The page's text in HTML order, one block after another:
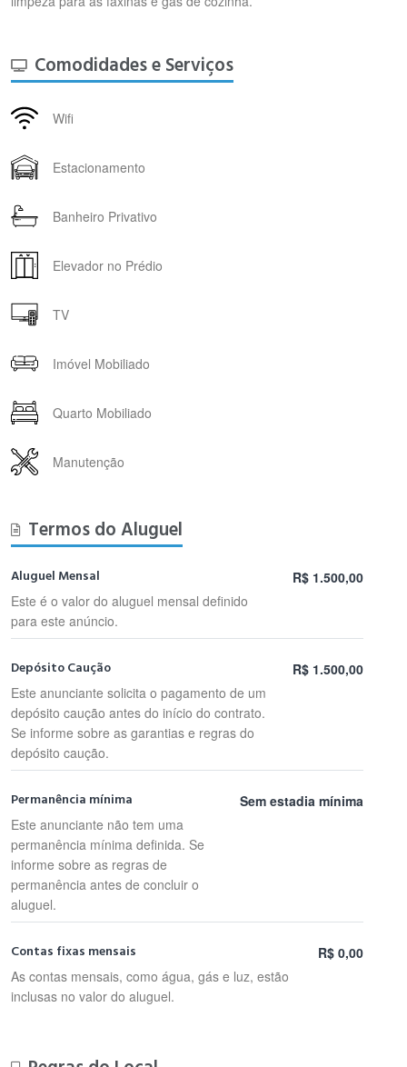
Comodidades e Serviços
Wifi
Estacionamento
Banheiro Privativo
Elevador no Prédio
TV
Imóvel Mobiliado
Quarto Mobiliado
Manutenção
Termos do Aluguel
Aluguel Mensal
Este é o valor do aluguel mensal definido
para este anúncio.
R$ 1.500,00
Depósito Caução
Este anunciante solicita o pagamento de um
depósito caução antes do início do contrato.
Se informe sobre as garantias e regras do
depósito caução.
R$ 1.500,00
Permanência mínima
Este anunciante não tem uma
permanência mínima definida. Se
informe sobre as regras de
permanência antes de concluir o
aluguel.
Sem estadia mínima
Contas fixas mensais
As contas mensais, como água, gás e luz, estão
inclusas no valor do aluguel.
R$ 0,00